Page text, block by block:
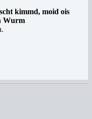
kimmd, moid ois
Wurm